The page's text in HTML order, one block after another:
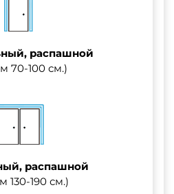
распашной
70-100 см.)
распашной
130-190 см.)